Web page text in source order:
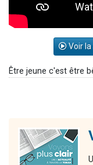
Voir
‎Être jeune c'est être